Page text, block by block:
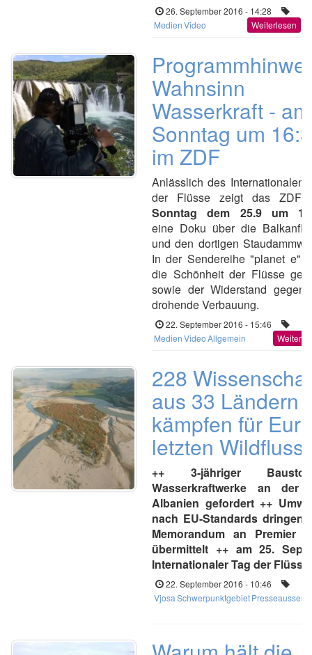
26. September 2016 - 14:28
MedienVideo Weiterlesen
Wahnsinn
Wasserkraft - am
Sonntag um
im ZDF
Anlässlich des Internationalen
der Flüsse zeigt das ZDF
Sonntag dem 25.9 um
eine Doku über die
und den dortigen
In der Sendereihe "planet e"
die Schönheit der Flüsse
sowie der Widerstand gegen
drohende Verbauung.
22. September 2016 - 15:46
MedienVideoAllgemein
228
aus 33 Ländern
kämpfen für
letzten Wildfluss
++ 3-jähriger
Wasserkraftwerke an der
Albanien gefordert ++
nach EU-Standards
Memorandum an Premier
übermittelt ++ am 25.
Internationaler Tag der Flüsse
22. September 2016 - 10:46
VjosaSchwerpunktgebiet